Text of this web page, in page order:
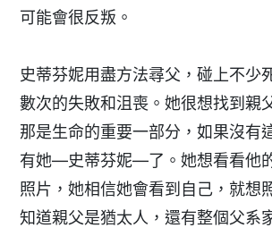
可能會很反叛。
史蒂芬妮用盡方法尋父，碰上不少
數次的失敗和沮喪。她很想找到親
那是生命的重要一部分，如果沒有
有她—史蒂芬妮—了。她想看看他
照片，她相信她會看到自己，就想
知道親父是猶太人，還有整個父系